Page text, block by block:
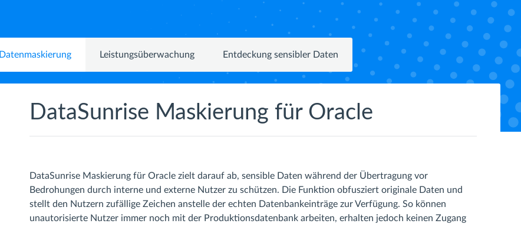
Datenmaskierung Leistungsüberwachung Entdeckung sensibler Daten
DataSunrise Maskierung für Oracle
DataSunrise Maskierung für Oracle zielt darauf ab, sensible Daten während der Übertragung vor
Bedrohungen durch interne und externe Nutzer zu schützen. Die Funktion obfusziert originale Daten und
stellt den Nutzern zufällige Zeichen anstelle der echten Datenbankeinträge zur Verfügung. So können
unautorisierte Nutzer immer noch mit der Produktionsdatenbank arbeiten, erhalten jedoch keinen Zugang